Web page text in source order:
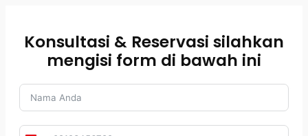
content
Konsultasi & Reservasi silahkan
mengisi form di bawah ini